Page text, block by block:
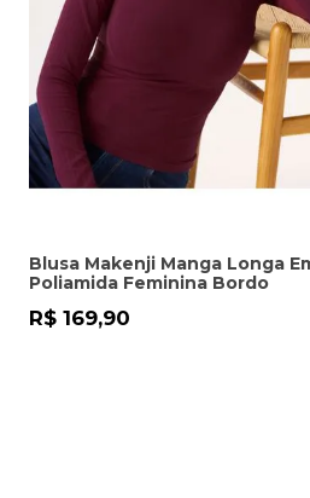
Blusa Makenji Manga Longa
Poliamida Feminina Bordo
R$ 169,90